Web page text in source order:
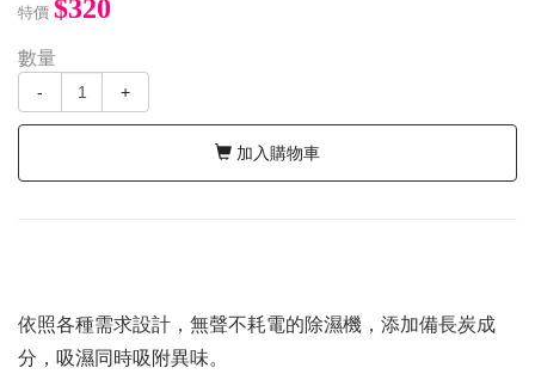
特價 $320
數量
- +
加入購物車
依照各種需求設計，無聲不耗電的除濕機，添加備長炭成
分，吸濕同時吸附異味。